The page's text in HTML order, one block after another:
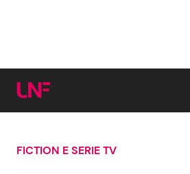
Cerca:
FICTION E SERIE TV